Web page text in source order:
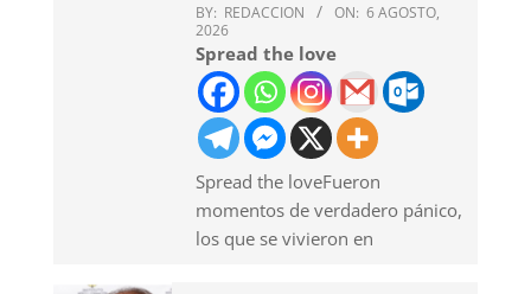
BY: REDACCION ON: 6 AGOSTO,
2026
Spread the love
Spread the loveFueron
momentos de verdadero pánico,
los que se vivieron en